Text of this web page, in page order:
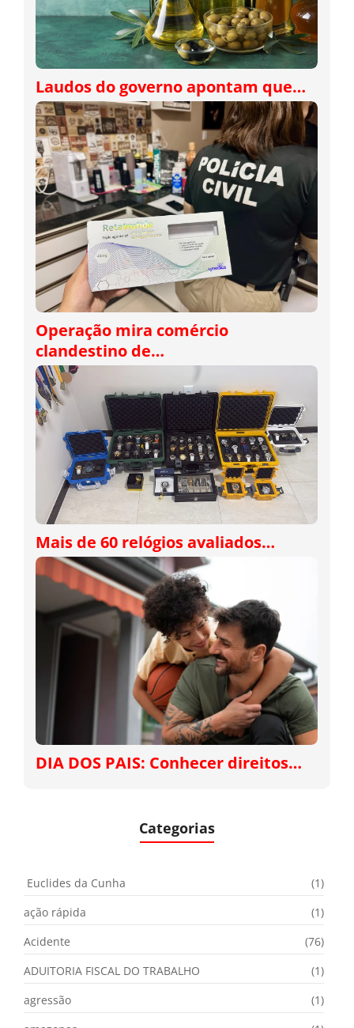
Laudos do governo apontam que…
Operação mira comércio
clandestino de…
Mais de 60 relógios avaliados…
DIA DOS PAIS: Conhecer direitos…
Categorias
Euclides da Cunha
(1)
ação rápida
(1)
Acidente
(76)
ADUITORIA FISCAL DO TRABALHO
(1)
agressão
(1)